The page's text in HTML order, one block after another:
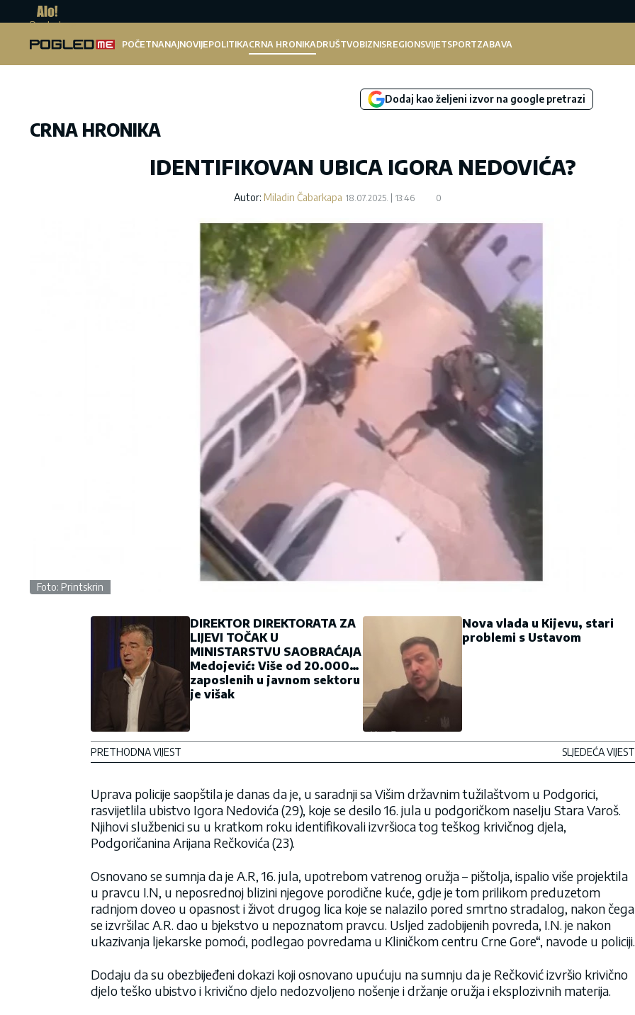
Pogled.me
POČETNANAJNOVIJEPOLITIKACRNA HRONIKADRUŠTVOBIZNISREGIONSVIJETSPORTZABAVA
Dodaj kao željeni izvor na google pretrazi
CRNA HRONIKA
IDENTIFIKOVAN UBICA IGORA NEDOVIĆA?
Autor: Miladin Čabarkapa 18.07.2025. 13:46 0
Foto: Printskrin
DIREKTOR DIREKTORATA ZA
LIJEVI TOČAK U
MINISTARSTVU SAOBRAĆAJA
Medojević: Više od 20.000
zaposlenih u javnom sektoru
je višak
PRETHODNA VIJEST
Nova vlada u Kijevu, stari
problemi s Ustavom
SLJEDEĆA VIJEST
Uprava policije saopštila je danas da je, u saradnji sa Višim državnim tužilaštvom u Podgorici,
rasvijetlila ubistvo Igora Nedovića (29), koje se desilo 16. jula u podgoričkom naselju Stara Varoš.
Njihovi službenici su u kratkom roku identifikovali izvršioca tog teškog krivičnog djela,
Podgoričanina Arijana Rečkovića (23).
Osnovano se sumnja da je A.R, 16. jula, upotrebom vatrenog oružja – pištolja, ispalio više projektila
u pravcu I.N, u neposrednoj blizini njegove porodične kuće, gdje je tom prilikom preduzetom
radnjom doveo u opasnost i život drugog lica koje se nalazilo pored smrtno stradalog, nakon čega
se izvršilac A.R. dao u bjekstvo u nepoznatom pravcu. Usljed zadobijenih povreda, I.N. je nakon
ukazivanja ljekarske pomoći, podlegao povredama u Kliničkom centru Crne Gore“, navode u policiji.
Dodaju da su obezbijeđeni dokazi koji osnovano upućuju na sumnju da je Rečković izvršio krivično
djelo teško ubistvo i krivično djelo nedozvoljeno nošenje i držanje oružja i eksplozivnih materija.